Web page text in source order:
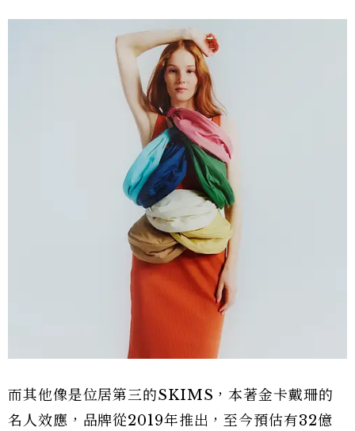
而其他像是位居第三的SKIMS，本著金卡戴珊的
名人效應，品牌從2019年推出，至今預估有32億